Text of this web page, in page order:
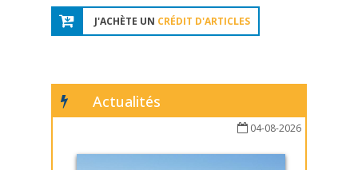
J'ACHÈTE UN CRÉDIT D'ARTICLES
Actualités
04-08-2026